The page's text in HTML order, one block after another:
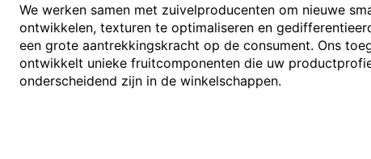
We werken samen met zuivelproducenten om nieuwe
ontwikkelen, texturen te optimaliseren en
een grote aantrekkingskracht op de consument. Ons
ontwikkelt unieke fruitcomponenten die uw
onderscheidend zijn in de winkelschappen.